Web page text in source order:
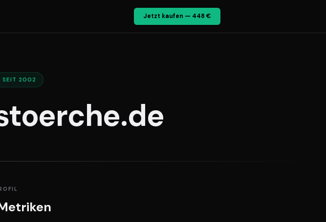
Jetzt kaufen — 448 €
SEIT 2002